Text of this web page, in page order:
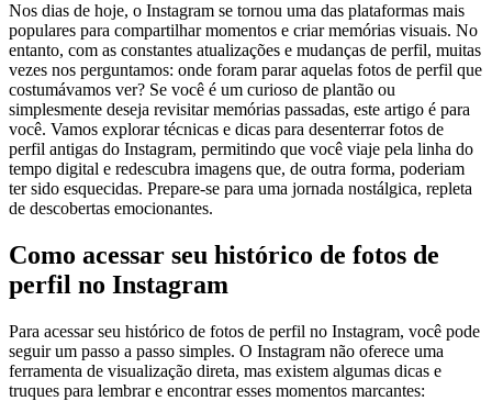
Nos‍ dias de‍ hoje, o Instagram⁤ se tornou uma ⁢das plataformas mais
populares para ⁣compartilhar momentos e criar memórias visuais. No⁤
entanto,​ com ⁤as constantes atualizações e mudanças de perfil, muitas
vezes nos perguntamos: onde foram parar ​aquelas fotos ‍de perfil que
‍costumávamos ver? Se você é um ⁤curioso de plantão ou
simplesmente ‍deseja revisitar memórias passadas, ⁣este‍ artigo é para
você. Vamos explorar técnicas ‌e dicas​ para desenterrar fotos de
perfil ‍antigas do⁢ Instagram, permitindo que você viaje pela linha ⁢do
tempo digital ⁤e redescubra imagens que, de outra forma, poderiam
ter‌ sido esquecidas. Prepare-se para ​uma jornada nostálgica, repleta
de descobertas⁣ emocionantes.
Como acessar seu histórico de fotos de
perfil no Instagram
Para acessar seu histórico de fotos ‍de perfil no Instagram, ⁤você pode
‌seguir um passo a ⁣passo simples. O Instagram⁤ não oferece uma
⁤ferramenta ⁤de visualização direta, mas existem⁣ algumas dicas e
truques para ⁤lembrar e encontrar esses momentos marcantes: